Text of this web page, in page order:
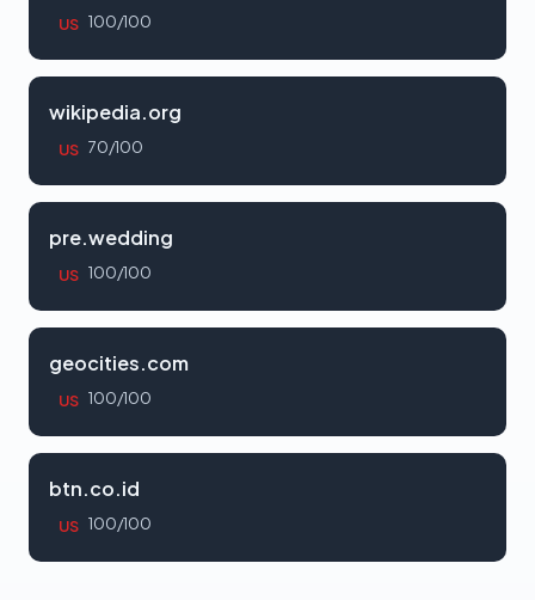
US 100/100
wikipedia.org
US 70/100
pre.wedding
US 100/100
geocities.com
US 100/100
btn.co.id
US 100/100